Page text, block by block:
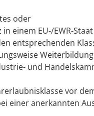
oder
einem EU-/EWR-
entsprechenden
und
vor
einer anerkannten